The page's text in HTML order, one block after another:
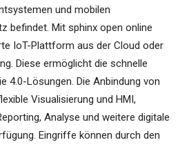
und mobilen
befindet. Mit sphinx open online
IoT-Plattform aus der Cloud oder
Diese ermöglicht die schnelle
4.0-Lösungen. Die Anbindung von
Visualisierung und HMI,
Analyse und weitere digitale
Eingriffe können durch den